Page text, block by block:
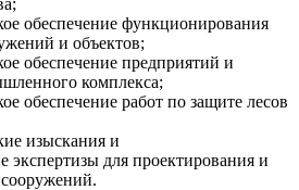
обеспечение функционирования
и объектов;
обеспечение предприятий и
комплекса;
обеспечение работ по защите лесов
изыскания и
экспертизы для проектирования и
сооружений.